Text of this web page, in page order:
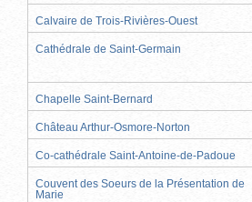
Calvaire de Trois-Rivières-Ouest
Cathédrale de Saint-Germain
Chapelle Saint-Bernard
Château Arthur-Osmore-Norton
Co-cathédrale Saint-Antoine-de-Padoue
Couvent des Soeurs de la Présentation de
Marie